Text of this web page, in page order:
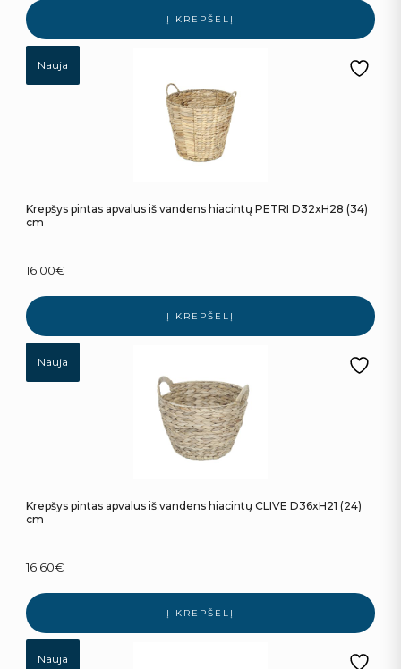
Į KREPŠELĮ
Nauja
Krepšys pintas apvalus iš vandens hiacintų PETRI D32xH28 (34)
cm
16.00€
Į KREPŠELĮ
Nauja
Krepšys pintas apvalus iš vandens hiacintų CLIVE D36xH21 (24)
cm
16.60€
Į KREPŠELĮ
Nauja